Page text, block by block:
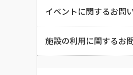
イベントに関するお問
施設の利用に関するお